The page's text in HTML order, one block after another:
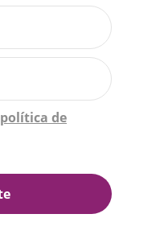
política de